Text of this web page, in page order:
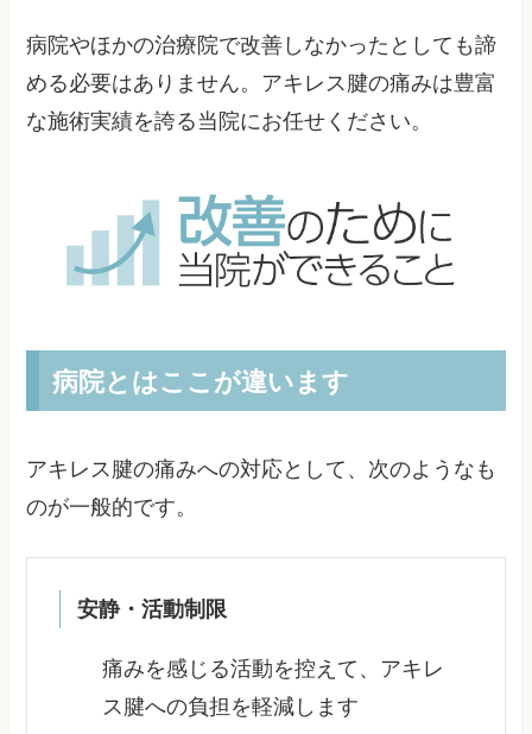
病院やほかの治療院で改善しなかったとしても諦
める必要はありません。アキレス腱の痛みは豊富
な施術実績を誇る当院にお任せください。
病院とはここが違います
アキレス腱の痛みへの対応として、次のようなも
のが一般的です。
安静・活動制限
痛みを感じる活動を控えて、アキレ
ス腱への負担を軽減します